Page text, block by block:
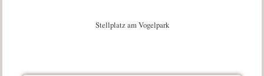
Stellplatz am Vogelpark